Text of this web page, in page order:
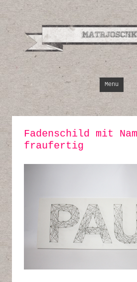
Menu
Fadenschild mit
fraufertig